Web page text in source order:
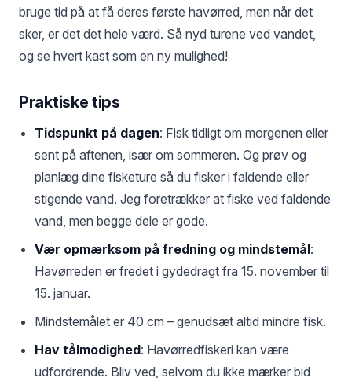
bruge tid på at få deres første havørred, men når det
sker, er det det hele værd. Så nyd turene ved vandet,
og se hvert kast som en ny mulighed!
Praktiske tips
Tidspunkt på dagen: Fisk tidligt om morgenen eller
sent på aftenen, især om sommeren. Og prøv og
planlæg dine fisketure så du fisker i faldende eller
stigende vand. Jeg foretrækker at fiske ved faldende
vand, men begge dele er gode.
Vær opmærksom på fredning og mindstemål:
Havørreden er fredet i gydedragt fra 15. november til
15. januar.
Mindstemålet er 40 cm – genudsæt altid mindre fisk.
Hav tålmodighed: Havørredfiskeri kan være
udfordrende. Bliv ved, selvom du ikke mærker bid